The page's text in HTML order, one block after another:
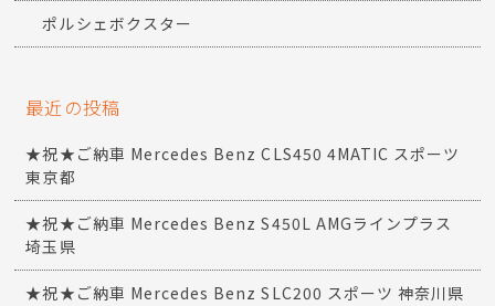
ポルシェボクスター
最近の投稿
★祝★ご納車 Mercedes Benz CLS450 4MATIC スポーツ
東京都
★祝★ご納車 Mercedes Benz S450L AMGラインプラス
埼玉県
★祝★ご納車 Mercedes Benz SLC200 スポーツ 神奈川県